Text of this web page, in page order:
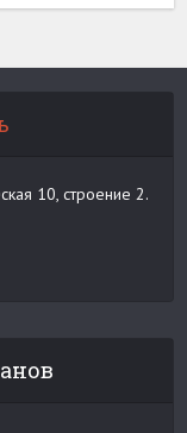
10, строение 2.